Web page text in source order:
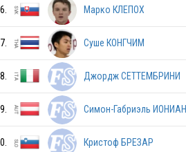
Марко КЛЕПОХ
Суше КОНГЧИМ
Джордж СЕТТЕМБРИНИ
Симон-Габриэль ИОНИАН
Кристоф БРЕЗАР